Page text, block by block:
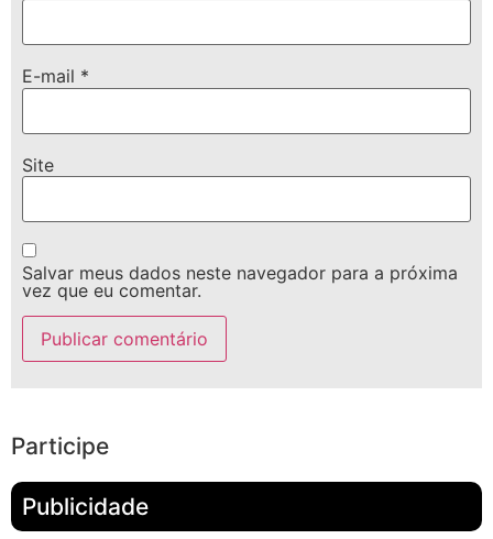
E-mail *
Site
Salvar meus dados neste navegador para a próxima
vez que eu comentar.
Participe
Publicidade